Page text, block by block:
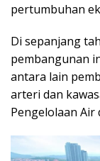
pertumbuhan
Di sepanjang
pembangunan
antara lain
arteri dan
Pengelolaan Air